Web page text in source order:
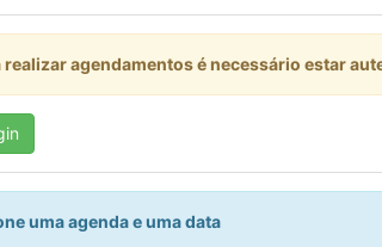
realizar agendamentos é necessário estar
uma agenda e uma data